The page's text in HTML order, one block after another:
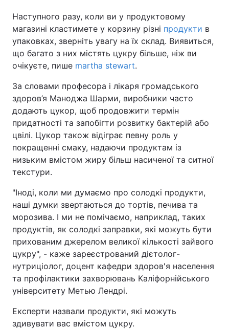
Наступного разу, коли ви у продуктовому
магазині кластимете у корзину різні продукти в
упаковках, зверніть увагу на їх склад. Виявиться,
що багато з них містять цукру більше, ніж ви
очікуєте, пише martha stewart.
За словами професора і лікаря громадського
здоров’я Маноджа Шарми, виробники часто
додають цукор, щоб продовжити термін
придатності та запобігти розвитку бактерій або
цвілі. Цукор також відіграє певну роль у
покращенні смаку, надаючи продуктам із
низьким вмістом жиру більш насиченої та ситної
текстури.
"Іноді, коли ми думаємо про солодкі продукти,
наші думки звертаються до тортів, печива та
морозива. І ми не помічаємо, наприклад, таких
продуктів, як солодкі заправки, які можуть бути
прихованим джерелом великої кількості зайвого
цукру", - каже зареєстрований дієтолог-
нутриціолог, доцент кафедри здоров'я населення
та профілактики захворювань Каліфорнійського
університету Метью Лендрі.
Експерти назвали продукти, які можуть
здивувати вас вмістом цукру.